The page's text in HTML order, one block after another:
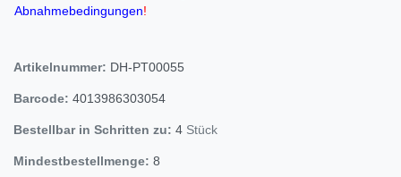
Abnahmebedingungen!
Artikelnummer: DH-PT00055
Barcode: 4013986303054
Bestellbar in Schritten zu: 4 Stück
Mindestbestellmenge: 8